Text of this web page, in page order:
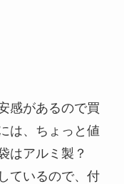
感があるので買
は、ちょっと値
はアルミ製？
ているので、付